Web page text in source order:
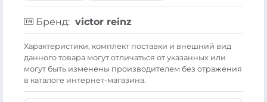
Бренд: victor reinz
Xарактеристики, комплект поставки и внешний вид
данного товара могут отличаться от указанных или
могут быть изменены производителем без отражения
в каталоге интернет-магазина.